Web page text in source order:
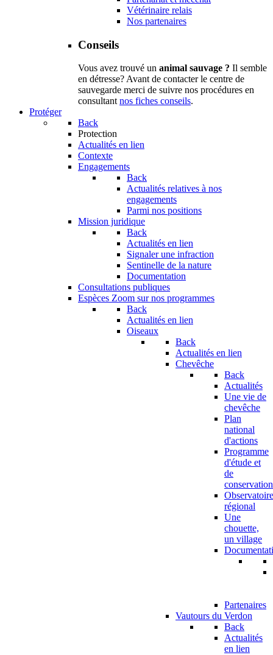
Vétérinaire relais
Nos partenaires
Conseils
Vous avez trouvé un animal sauvage ? Il semble
en détresse? Avant de contacter le centre de
sauvegarde merci de suivre nos procédures en
consultantnos fiches conseils.
Protéger
Back
Protection
Actualités en lien
Contexte
Engagements
Back
Actualités relatives à nos
engagements
Parmi nos positions
Mission juridique
Back
Actualités en lien
Signaler une infraction
Sentinelle de la nature
Documentation
Consultations publiques
Espèces Zoom sur nos programmes
Back
Actualités en lien
Oiseaux
Back
Actualités en lien
Chevêche
Back
Actualités
Une vie de
chevêche
Plan
national
d'actions
Programme
d'étude et
de
conservation
Observatoire
régional
Une
chouette,
un village
Partenaires
Vautours du Verdon
Back
Actualités
en lien